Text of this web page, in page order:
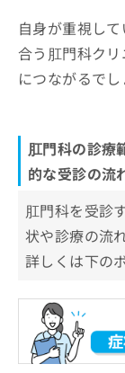
自身が重視し
合う肛門科ク
につながるでし
肛門科の診療
的な受診の流
肛門科を受診
状や診療の流
詳しくは下の